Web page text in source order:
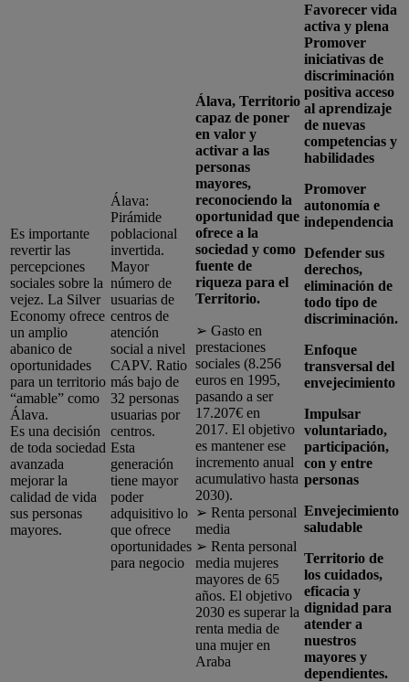
Es importante
revertir las
percepciones
sociales sobre la
vejez. La Silver
Economy ofrece
un amplio
abanico de
oportunidades
para un territorio
“amable” como
Álava.
Es una decisión
de toda sociedad
avanzada
mejorar la
calidad de vida
sus personas
mayores.
Álava:
Pirámide
poblacional
invertida.
Mayor
número de
usuarias de
centros de
atención
social a nivel
CAPV. Ratio
más bajo de
32 personas
usuarias por
centros.
Esta
generación
tiene mayor
poder
adquisitivo lo
que ofrece
oportunidades
para negocio
Álava, Territorio
capaz de poner
en valor y
activar a las
personas
mayores,
reconociendo la
oportunidad que
ofrece a la
sociedad y como
fuente de
riqueza para el
Territorio.
➢ Gasto en
prestaciones
sociales (8.256
euros en 1995,
pasando a ser
17.207€ en
2017. El objetivo
es mantener ese
incremento anual
acumulativo hasta
2030).
➢ Renta personal
media
➢ Renta personal
media mujeres
mayores de 65
años. El objetivo
2030 es superar la
renta media de
una mujer en
Araba
Favorecer vida
activa y plena
Promover
iniciativas de
discriminación
positiva acceso
al aprendizaje
de nuevas
competencias y
habilidades
Promover
autonomía e
independencia
Defender sus
derechos,
eliminación de
todo tipo de
discriminación.
Enfoque
transversal del
envejecimiento
Impulsar
voluntariado,
participación,
con y entre
personas
Envejecimiento
saludable
Territorio de
los cuidados,
eficacia y
dignidad para
atender a
nuestros
mayores y
dependientes.